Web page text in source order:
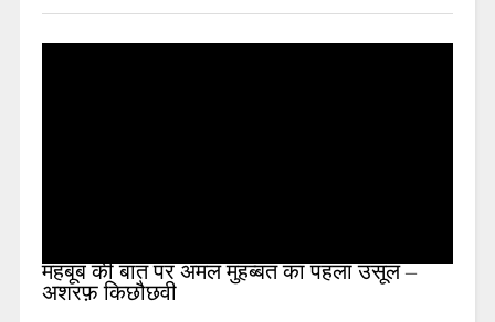
महबूब की बात पर अमल मुहब्बत का पहला उसूल –
अशरफ़ किछौछवी